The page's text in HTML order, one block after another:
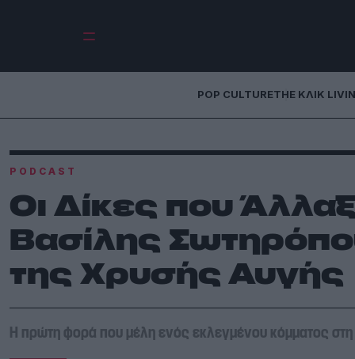
POP CULTURETHE ΚΛΙΚ
PODCAST
Οι Δίκες που
Βασίλης
της Χρυσής Αυγής
Η πρώτη φορά που μέλη ενός εκλεγμένου κόμματος στη